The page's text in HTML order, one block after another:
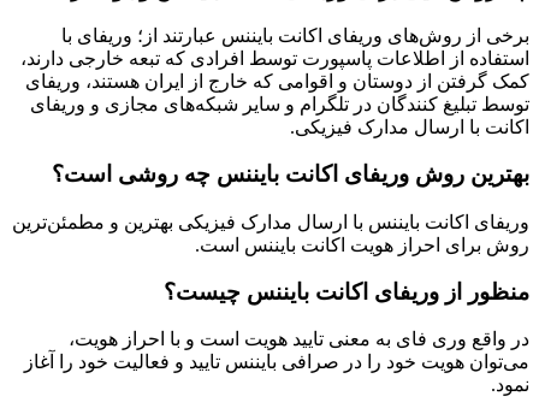
برخی از روش‌های وریفای اکانت بایننس عبارتند از؛ وریفای با
استفاده از اطلاعات پاسپورت توسط افرادی که تبعه خارجی دارند،
کمک گرفتن از دوستان و اقوامی که خارج از ایران هستند، وریفای
توسط تبلیغ کنندگان در تلگرام و سایر شبکه‌های مجازی و وریفای
اکانت با ارسال مدارک فیزیکی.
بهترین روش وریفای اکانت بایننس چه روشی است؟
وریفای اکانت بایننس با ارسال مدارک فیزیکی بهترین و مطمئن‌ترین
روش برای احراز هویت اکانت بایننس است.
منظور از وریفای اکانت بایننس چیست؟
در واقع وری فای به معنی تایید هویت است و با احراز هویت،
می‌توان هویت خود را در صرافی بایننس تایید و فعالیت خود را آغاز
نمود.